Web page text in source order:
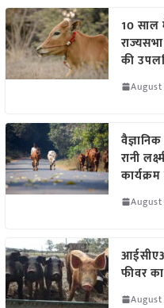
10 साल
की
रानी
फीवर